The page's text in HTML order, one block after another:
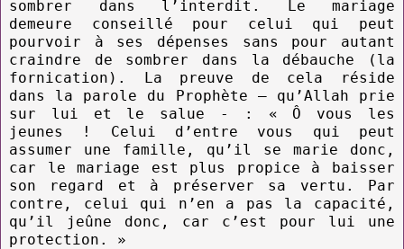
sombrer dans l’interdit. Le mariage
demeure conseillé pour celui qui peut
pourvoir à ses dépenses sans pour autant
craindre de sombrer dans la débauche (la
fornication). La preuve de cela réside
dans la parole du Prophète – qu’Allah prie
sur lui et le salue - : « Ô vous les
jeunes ! Celui d’entre vous qui peut
assumer une famille, qu’il se marie donc,
car le mariage est plus propice à baisser
son regard et à préserver sa vertu. Par
contre, celui qui n’en a pas la capacité,
qu’il jeûne donc, car c’est pour lui une
protection. »